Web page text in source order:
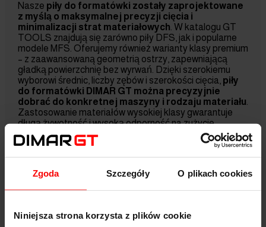
Zgoda Szczegóły O plikach cookies
Niniejsza strona korzysta z plików cookie
Nasze piły do formatówki zostały zaprojektowane
z myślą o maksymalnej precyzji cięcia i
minimalizacji strat materiałowych . W katalogu GT
TOOLS znajdują się zarówno piły DFS, jak i popularne
modele MFS. Oferujemy również warianty klasy premium
– z zaawansowaną geometrią ostrzy, zapewniającą
gładką powierzchnię bez wyrwań. Dzięki szerokiemu
wyborowi średnic, liczby zębów i szerokości cięcia, piły
do formatówki DIMAR GT można precyzyjnie
dobrać do konkretnej maszyny i rodzaju materiału
Zastosowanie materiałów wysokiej klasy gwarantuje
długą żywotność i wysoką odporność na zużycie.
Wszystkie dostępne u nas
narzędzia do obróbki drewna,
czy to piły formatowe,
podcinaki diamentowe, czy piły do
elektronarzędzi, spełniają wysokie standardy
formatówki od GT TOOLS?